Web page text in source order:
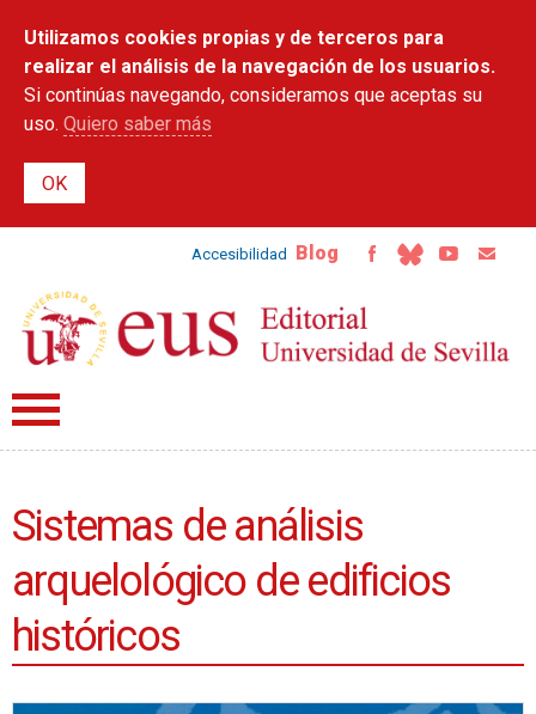
contenido
principal
Utilizamos cookies propias y de terceros para
realizar el análisis de la navegación de los usuarios.
Si continúas navegando, consideramos que aceptas su
uso. Quiero saber más
Accesibilidad Blog
Sistemas de análisis
arquelológico de edificios
históricos